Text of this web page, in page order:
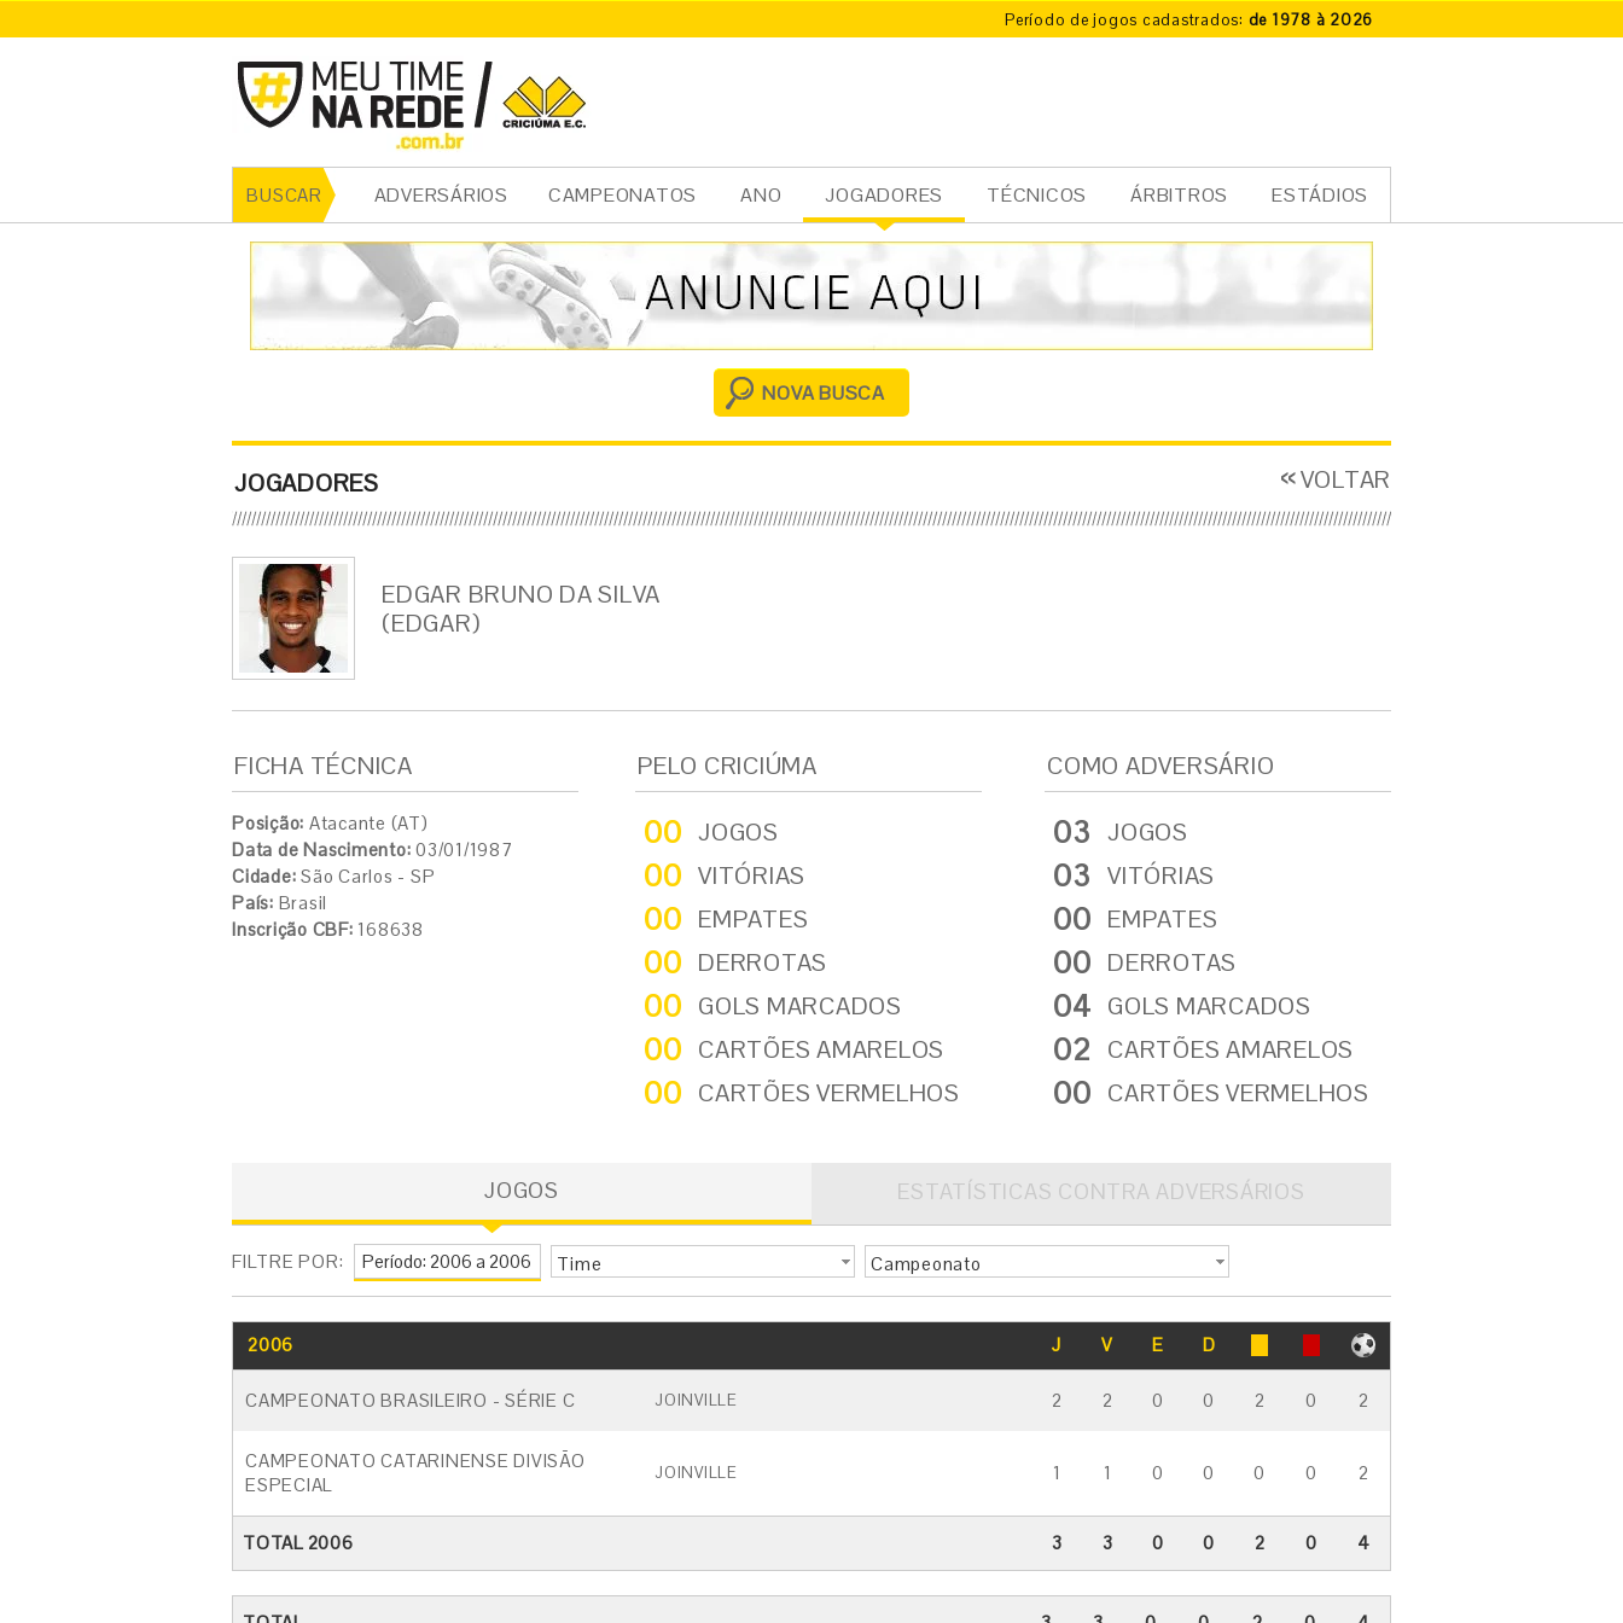
Período de jogos cadastrados: de 1978 à 2026
BUSCAR ADVERSÁRIOS CAMPEONATOS ANO JOGADORES TÉCNICOS ÁRBITROS ESTÁDIOS
cia
l
NOVA BUSCA
JOGADORES VOLTAR
EDGAR BRUNO DA SILVA
(EDGAR)
FICHA TÉCNICA
Posição: Atacante (AT)
Data de Nascimento: 03/01/1987
Cidade: São Carlos - SP
País: Brasil
Inscrição CBF: 168638
PELO CRICIÚMA
00 JOGOS
00 VITÓRIAS
00 EMPATES
00 DERROTAS
00 GOLS MARCADOS
00 CARTÕES AMARELOS
00 CARTÕES VERMELHOS
COMO ADVERSÁRIO
03 JOGOS
03 VITÓRIAS
00 EMPATES
00 DERROTAS
04 GOLS MARCADOS
02 CARTÕES AMARELOS
00 CARTÕES VERMELHOS
JOGOS ESTATÍSTICAS CONTRA ADVERSÁRIOS
FILTRE POR: Time Campeonato
2006 J V E D
CAMPEONATO BRASILEIRO - SÉRIE C JOINVILLE 2 2 0 0 2 0 2
CAMPEONATO CATARINENSE DIVISÃO
ESPECIAL
JOINVILLE 1 1 0 0 0 0 2
TOTAL 2006 3 3 0 0 2 0 4